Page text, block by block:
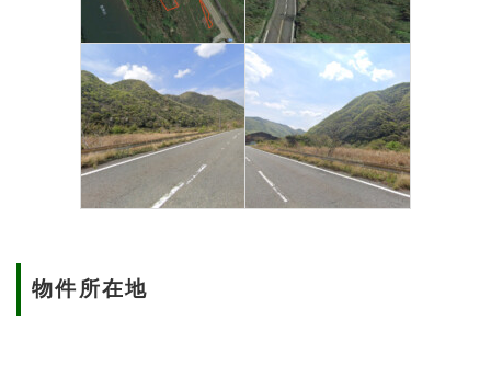
物件所在地